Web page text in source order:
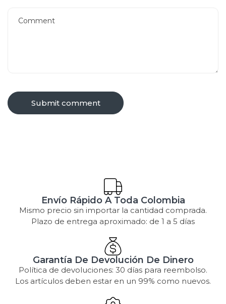
Submit comment
Envío Rápido A Toda Colombia
Mismo precio sin importar la cantidad comprada.
Plazo de entrega aproximado: de 1 a 5 días
Garantía De Devolución De Dinero
Política de devoluciones: 30 días para reembolso.
Los artículos deben estar en un 99% como nuevos.